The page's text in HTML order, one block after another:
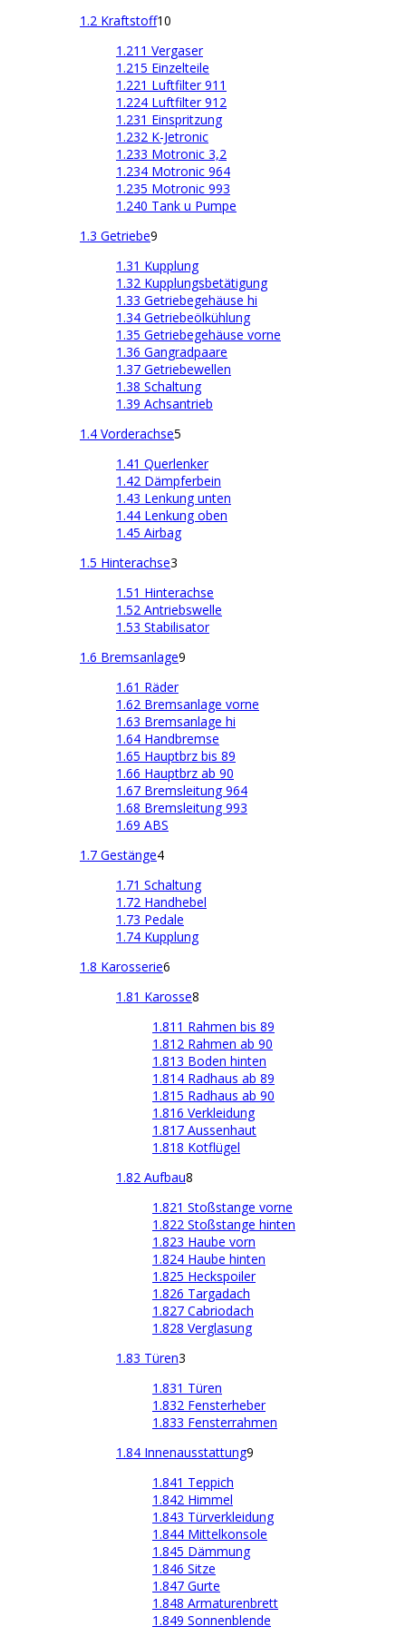
1.2 Kraftstoff10
1.211 Vergaser
1.215 Einzelteile
1.221 Luftfilter 911
1.224 Luftfilter 912
1.231 Einspritzung
1.232 K-Jetronic
1.233 Motronic 3,2
1.234 Motronic 964
1.235 Motronic 993
1.240 Tank u Pumpe
1.3 Getriebe9
1.31 Kupplung
1.32 Kupplungsbetätigung
1.33 Getriebegehäuse hi
1.34 Getriebeölkühlung
1.35 Getriebegehäuse vorne
1.36 Gangradpaare
1.37 Getriebewellen
1.38 Schaltung
1.39 Achsantrieb
1.4 Vorderachse5
1.41 Querlenker
1.42 Dämpferbein
1.43 Lenkung unten
1.44 Lenkung oben
1.45 Airbag
1.5 Hinterachse3
1.51 Hinterachse
1.52 Antriebswelle
1.53 Stabilisator
1.6 Bremsanlage9
1.61 Räder
1.62 Bremsanlage vorne
1.63 Bremsanlage hi
1.64 Handbremse
1.65 Hauptbrz bis 89
1.66 Hauptbrz ab 90
1.67 Bremsleitung 964
1.68 Bremsleitung 993
1.69 ABS
1.7 Gestänge4
1.71 Schaltung
1.72 Handhebel
1.73 Pedale
1.74 Kupplung
1.8 Karosserie6
1.81 Karosse8
1.811 Rahmen bis 89
1.812 Rahmen ab 90
1.813 Boden hinten
1.814 Radhaus ab 89
1.815 Radhaus ab 90
1.816 Verkleidung
1.817 Aussenhaut
1.818 Kotflügel
1.82 Aufbau8
1.821 Stoßstange vorne
1.822 Stoßstange hinten
1.823 Haube vorn
1.824 Haube hinten
1.825 Heckspoiler
1.826 Targadach
1.827 Cabriodach
1.828 Verglasung
1.83 Türen3
1.831 Türen
1.832 Fensterheber
1.833 Fensterrahmen
1.84 Innenausstattung9
1.841 Teppich
1.842 Himmel
1.843 Türverkleidung
1.844 Mittelkonsole
1.845 Dämmung
1.846 Sitze
1.847 Gurte
1.848 Armaturenbrett
1.849 Sonnenblende